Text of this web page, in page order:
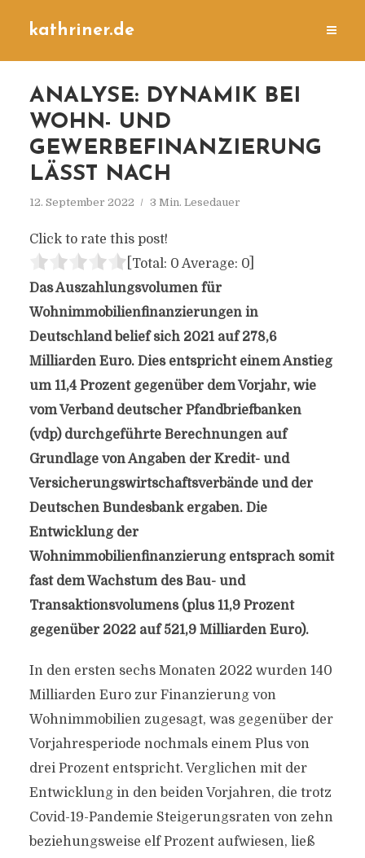
kathriner.de
ANALYSE: DYNAMIK BEI
WOHN- UND
GEWERBEFINANZIERUNG
LÄSST NACH
12. September 2022 3 Min. Lesedauer
Click to rate this post!
[Total: 0 Average: 0]
Das Auszahlungsvolumen für
Wohnimmobilienfinanzierungen in
Deutschland belief sich 2021 auf 278,6
Milliarden Euro. Dies entspricht einem Anstieg
um 11,4 Prozent gegenüber dem Vorjahr, wie
vom Verband deutscher Pfandbriefbanken
(vdp) durchgeführte Berechnungen auf
Grundlage von Angaben der Kredit- und
Versicherungswirtschaftsverbände und der
Deutschen Bundesbank ergaben. Die
Entwicklung der
Wohnimmobilienfinanzierung entsprach somit
fast dem Wachstum des Bau- und
Transaktionsvolumens (plus 11,9 Prozent
gegenüber 2022 auf 521,9 Milliarden Euro).
In den ersten sechs Monaten 2022 wurden 140
Milliarden Euro zur Finanzierung von
Wohnimmobilien zugesagt, was gegenüber der
Vorjahresperiode nochmals einem Plus von
drei Prozent entspricht. Verglichen mit der
Entwicklung in den beiden Vorjahren, die trotz
Covid-19-Pandemie Steigerungsraten von zehn
beziehungsweise elf Prozent aufwiesen, ließ